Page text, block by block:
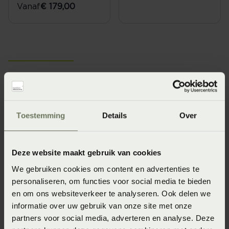
Toestemming Details Over
Deze website maakt gebruik van cookies
We gebruiken cookies om content en advertenties te
personaliseren, om functies voor social media te bieden
en om ons websiteverkeer te analyseren. Ook delen we
informatie over uw gebruik van onze site met onze
partners voor social media, adverteren en analyse. Deze
Vanaf€ 179,00
Traagschuim kussens; verlaagt
Het meest opvallende kenmerk van een traagschuim
kussen is het vermogen om de contouren van je hoofd te
volgen. Dit komt door de invloed van warmte en de druk
op de vulling - het traagschuim. Het resultaat is dat je
optimale ondersteuning krijgt. Een traagschuim kussen
voelt wat stevig aan en fixeert je hoofd. Op die manier